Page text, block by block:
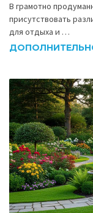
В грамотно
присутствовать
для отдыха и …